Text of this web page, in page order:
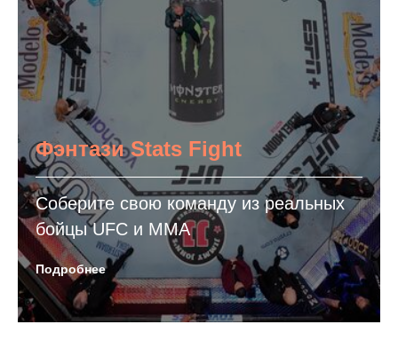
Фэнтази Stats Fight
Соберите свою команду из реальных
бойцы UFC и ММА
Подробнее